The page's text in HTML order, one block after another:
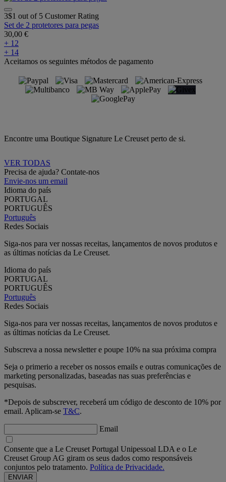
3$1 out of 5 Customer Rating
Set de 2 protetores para pegas
30,00 €
+ 12
+ 14
Aceitamos os seguintes métodos de pagamento
Encontre uma Boutique Signature Le Creuset perto de si.
VER TODAS
Precisa de ajuda? Contate-nos
Envie-nos um email
Idioma do país
PORTUGAL
PORTUGUÊS
Português
Redes Sociais
Siga-nos para ver nossas receitas, lançamentos de novos produtos e
as últimas notícias da Le Creuset.
Idioma do país
PORTUGAL
PORTUGUÊS
Português
Redes Sociais
Siga-nos para ver nossas receitas, lançamentos de novos produtos e
as últimas notícias da Le Creuset.
Subscreva a nossa newsletter e poupe 10% na sua próxima compra
Seja o primerio a receber os nossos emails e outras comunicações de
marketing personalizadas, baseadas nas suas preferências e
pesquisas.
*Depois de subscrever, receberá um código de desconto de 10% por
email. Aplicam-se T&C.
Email
Consente que a Le Creuset Portugal Unipessoal LDA e o Le
Creuset Group AG giram os seus dados como responsáveis
conjuntos pelo tratamento. Política de Privacidade.